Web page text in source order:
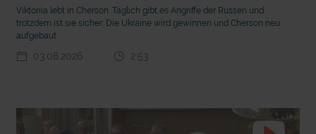
Viktoriia lebt in Cherson. Täglich gibt es Angriffe der Russen und
trotzdem ist sie sicher: Die Ukraine wird gewinnen und Cherson neu
aufgebaut.
03.08.2026 2:53